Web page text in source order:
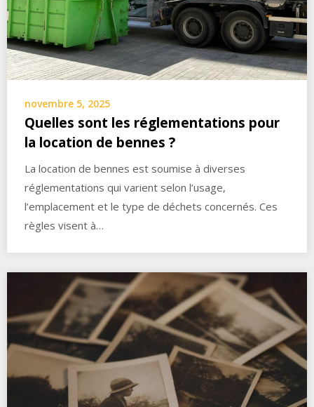
novembre 5, 2025
Quelles sont les réglementations pour
la location de bennes ?
La location de bennes est soumise à diverses
réglementations qui varient selon l’usage,
l’emplacement et le type de déchets concernés. Ces
règles visent à…